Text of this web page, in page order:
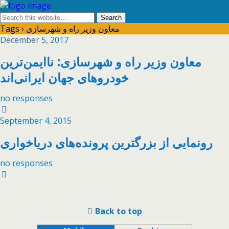
Tags › معاون وزیر راه و شهرسازی
December 5, 2017
معاون وزیر راه و شهرسازی: ناایمن‌ترین
خودروهای جهان ایرانی‌اند
no responses
September 4, 2015
رونمایی از بزرگترین پرونده‌های دریاخواری
no responses
Back to top